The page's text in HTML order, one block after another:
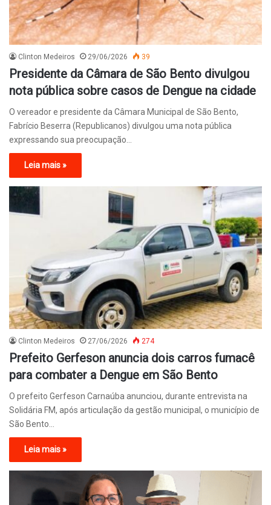
Clinton Medeiros 29/06/2026 39
Presidente da Câmara de São Bento divulgou
nota pública sobre casos de Dengue na cidade
O vereador e presidente da Câmara Municipal de São Bento,
Fabrício Beserra (Republicanos) divulgou uma nota pública
expressando sua preocupação…
Leia mais »
Clinton Medeiros 27/06/2026 274
Prefeito Gerfeson anuncia dois carros fumacê
para combater a Dengue em São Bento
O prefeito Gerfeson Carnaúba anunciou, durante entrevista na
Solidária FM, após articulação da gestão municipal, o município de
São Bento…
Leia mais »